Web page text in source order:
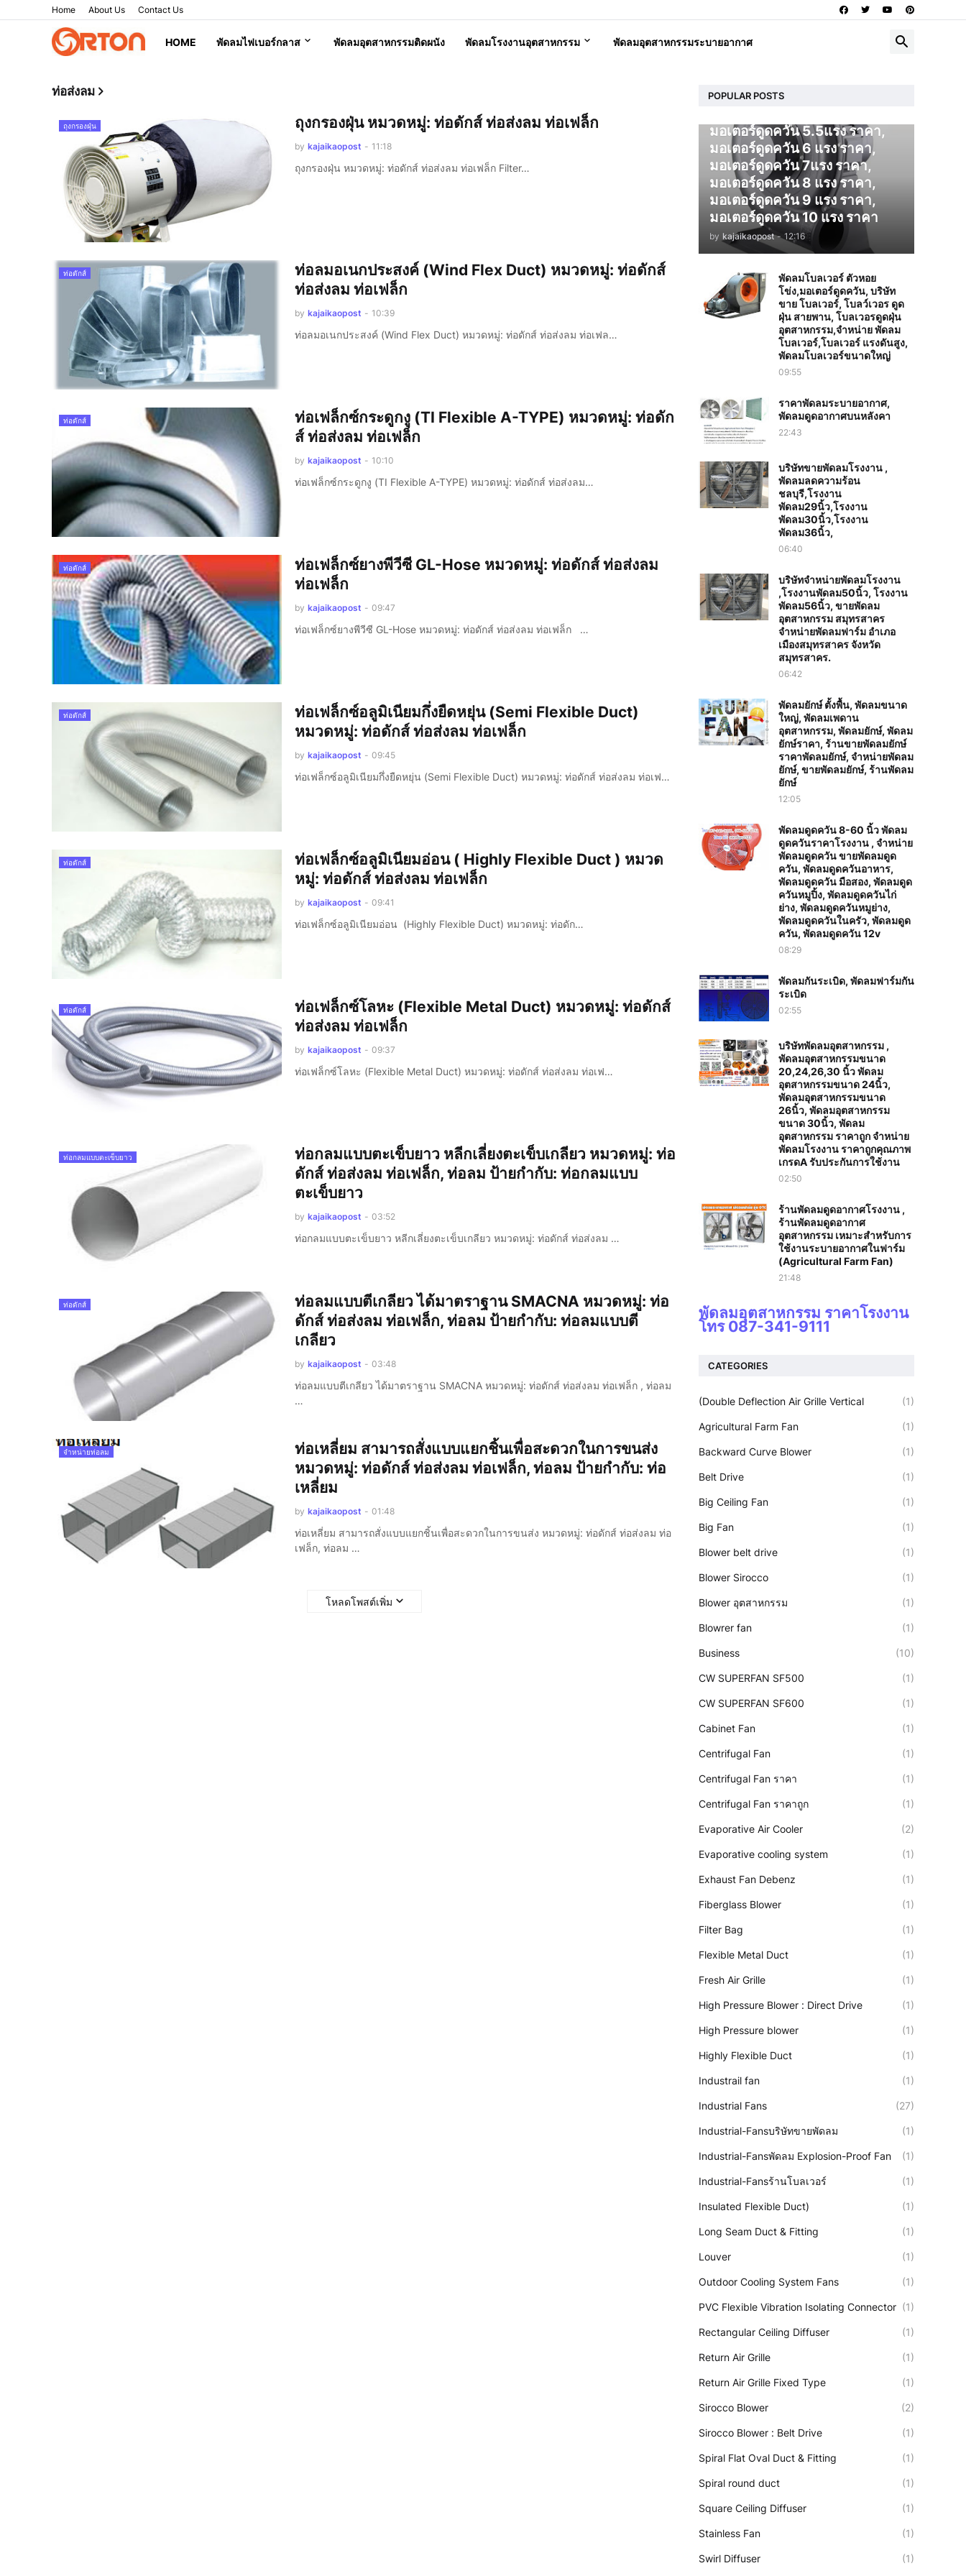
Home About Us Contact Us
HOME พัดลมไฟเบอร์กลาส พัดลมอุตสาหกรรมติดผนัง พัดลมโรงงานอุตสาหกรรม พัดลมอุตสาหกรรมระบายอากาศ
ท่อส่งลม
ถุงกรองฝุ่น ถุงกรองฝุ่น หมวดหมู่: ท่อดักส์ ท่อส่งลม ท่อเฟล็ก
by kajaikaopost - 11:18
ถุงกรองฝุ่น หมวดหมู่: ท่อดักส์ ท่อส่งลม ท่อเฟล็ก Filter…
ท่อดักส์
ท่อลมอเนกประสงค์ (Wind Flex Duct) หมวดหมู่: ท่อดักส์
ท่อส่งลม ท่อเฟล็ก
by kajaikaopost - 10:39
ท่อลมอเนกประสงค์ (Wind Flex Duct) หมวดหมู่: ท่อดักส์ ท่อส่งลม ท่อเฟล…
ท่อดักส์
ท่อเฟล็กซ์กระดูกงู (TI Flexible A-TYPE) หมวดหมู่: ท่อดัก
ส์ ท่อส่งลม ท่อเฟล็ก
by kajaikaopost - 10:10
ท่อเฟล็กซ์กระดูกงู (TI Flexible A-TYPE) หมวดหมู่: ท่อดักส์ ท่อส่งลม…
ท่อดักส์
ท่อเฟล็กซ์ยางพีวีซี GL-Hose หมวดหมู่: ท่อดักส์ ท่อส่งลม
ท่อเฟล็ก
by kajaikaopost - 09:47
ท่อเฟล็กซ์ยางพีวีซี GL-Hose หมวดหมู่: ท่อดักส์ ท่อส่งลม ท่อเฟล็ก …
ท่อดักส์
ท่อเฟล็กซ์อลูมิเนียมกึ่งยืดหยุ่น (Semi Flexible Duct)
หมวดหมู่: ท่อดักส์ ท่อส่งลม ท่อเฟล็ก
by kajaikaopost - 09:45
ท่อเฟล็กซ์อลูมิเนียมกึ่งยืดหยุ่น (Semi Flexible Duct) หมวดหมู่: ท่อดักส์ ท่อส่งลม ท่อเฟ…
ท่อดักส์
ท่อเฟล็กซ์อลูมิเนียมอ่อน ( Highly Flexible Duct ) หมวด
หมู่: ท่อดักส์ ท่อส่งลม ท่อเฟล็ก
by kajaikaopost - 09:41
ท่อเฟล็กซ์อลูมิเนียมอ่อน (Highly Flexible Duct) หมวดหมู่: ท่อดัก…
ท่อดักส์
ท่อเฟล็กซ์โลหะ (Flexible Metal Duct) หมวดหมู่: ท่อดักส์
ท่อส่งลม ท่อเฟล็ก
by kajaikaopost - 09:37
ท่อเฟล็กซ์โลหะ (Flexible Metal Duct) หมวดหมู่: ท่อดักส์ ท่อส่งลม ท่อเฟ…
ท่อกลมแบบตะเข็บยาว
ท่อกลมแบบตะเข็บยาว หลีกเลี่ยงตะเข็บเกลียว หมวดหมู่: ท่อ
ดักส์ ท่อส่งลม ท่อเฟล็ก, ท่อลม ป้ายกำกับ: ท่อกลมแบบ
ตะเข็บยาว
by kajaikaopost - 03:52
ท่อกลมแบบตะเข็บยาว หลีกเลี่ยงตะเข็บเกลียว หมวดหมู่: ท่อดักส์ ท่อส่งลม …
ท่อดักส์
ท่อลมแบบตีเกลียว ได้มาตราฐาน SMACNA หมวดหมู่: ท่อ
ดักส์ ท่อส่งลม ท่อเฟล็ก, ท่อลม ป้ายกำกับ: ท่อลมแบบตี
เกลียว
by kajaikaopost - 03:48
ท่อลมแบบตีเกลียว ได้มาตราฐาน SMACNA หมวดหมู่: ท่อดักส์ ท่อส่งลม ท่อเฟล็ก , ท่อลม
…
จำหน่ายท่อลม
ท่อเหลี่ยม สามารถสั่งแบบแยกชิ้นเพื่อสะดวกในการขนส่ง
หมวดหมู่: ท่อดักส์ ท่อส่งลม ท่อเฟล็ก, ท่อลม ป้ายกำกับ: ท่อ
เหลี่ยม
by kajaikaopost - 01:48
ท่อเหลี่ยม สามารถสั่งแบบแยกชิ้นเพื่อสะดวกในการขนส่ง หมวดหมู่: ท่อดักส์ ท่อส่งลม ท่อ
เฟล็ก, ท่อลม …
โหลดโพสต์เพิ่ม
POPULAR POSTS
มอเตอร์ดูดควัน 1 แรง ราคา,
มอเตอร์ดูดควัน 4 แรง ราคา,
มอเตอร์ดูดควัน 5.5แรง ราคา,
มอเตอร์ดูดควัน 6 แรง ราคา,
มอเตอร์ดูดควัน 7แรง ราคา,
มอเตอร์ดูดควัน 8 แรง ราคา,
มอเตอร์ดูดควัน 9 แรง ราคา,
มอเตอร์ดูดควัน 10 แรง ราคา
by kajaikaopost - 12:16
พัดลมโบลเวอร์ ตัวหอย
โข่ง,มอเตอร์ดูดควัน, บริษัท
ขาย โบลเวอร์, โบลว์เวอร ดูด
ฝุ่น สายพาน, โบลเวอรดูดฝุ่น
อุตสาหกรรม,จำหน่าย พัดลม
โบลเวอร์,โบลเวอร์ แรงดันสูง,
พัดลมโบลเวอร์ขนาดใหญ่
09:55
ราคาพัดลมระบายอากาศ,
พัดลมดูดอากาศบนหลังคา
22:43
บริษัทขายพัดลมโรงงาน ,
พัดลมลดความร้อน
ชลบุรี,โรงงาน
พัดลม29นิ้ว,โรงงาน
พัดลม30นิ้ว,โรงงาน
พัดลม36นิ้ว,
06:40
บริษัทจำหน่ายพัดลมโรงงาน
,โรงงานพัดลม50นิ้ว, โรงงาน
พัดลม56นิ้ว, ขายพัดลม
อุตสาหกรรม สมุทรสาคร
จำหน่ายพัดลมฟาร์ม อำเภอ
เมืองสมุทรสาคร จังหวัด
สมุทรสาคร.
06:42
พัดลมยักษ์ ตั้งพื้น, พัดลมขนาด
ใหญ่, พัดลมเพดาน
อุตสาหกรรม, พัดลมยักษ์, พัดลม
ยักษ์ราคา, ร้านขายพัดลมยักษ์
ราคาพัดลมยักษ์, จำหน่ายพัดลม
ยักษ์, ขายพัดลมยักษ์, ร้านพัดลม
ยักษ์
12:05
พัดลมดูดควัน 8-60 นิ้ว พัดลม
ดูดควันราคาโรงงาน , จำหน่าย
พัดลมดูดควัน ขายพัดลมดูด
ควัน, พัดลมดูดควันอาหาร,
พัดลมดูดควัน มือสอง, พัดลมดูด
ควันหมูปิ้ง, พัดลมดูดควันไก่
ย่าง, พัดลมดูดควันหมูย่าง,
พัดลมดูดควันในครัว, พัดลมดูด
ควัน, พัดลมดูดควัน 12v
08:29
พัดลมกันระเบิด, พัดลมฟาร์มกัน
ระเบิด
02:55
บริษัทพัดลมอุตสาหกรรม ,
พัดลมอุตสาหกรรมขนาด
20,24,26,30 นิ้ว พัดลม
อุตสาหกรรมขนาด 24นิ้ว,
พัดลมอุตสาหกรรมขนาด
26นิ้ว, พัดลมอุตสาหกรรม
ขนาด 30นิ้ว, พัดลม
อุตสาหกรรม ราคาถูก จำหน่าย
พัดลมโรงงาน ราคาถูกคุณภาพ
เกรดA รับประกันการใช้งาน‎
02:50
ร้านพัดลมดูดอากาศโรงงาน ,
ร้านพัดลมดูดอากาศ
อุตสาหกรรม เหมาะสำหรับการ
ใช้งานระบายอากาศในฟาร์ม
(Agricultural Farm Fan)
21:48
พัดลมอุตสาหกรรม ราคาโรงงาน
โทร 087-341-9111
CATEGORIES
(Double Deflection Air Grille Vertical (1)
Agricultural Farm Fan (1)
Backward Curve Blower (1)
Belt Drive (1)
Big Ceiling Fan (1)
Big Fan (1)
Blower belt drive (1)
Blower Sirocco (1)
Blower อุตสาหกรรม (1)
Blowrer fan (1)
Business (10)
CW SUPERFAN SF500 (1)
CW SUPERFAN SF600 (1)
Cabinet Fan (1)
Centrifugal Fan (1)
Centrifugal Fan ราคา (1)
Centrifugal Fan ราคาถูก (1)
Evaporative Air Cooler (2)
Evaporative cooling system (1)
Exhaust Fan Debenz (1)
Fiberglass Blower (1)
Filter Bag (1)
Flexible Metal Duct (1)
Fresh Air Grille (1)
High Pressure Blower : Direct Drive (1)
High Pressure blower (1)
Highly Flexible Duct (1)
Industrail fan (1)
Industrial Fans (27)
Industrial-Fansบริษัทขายพัดลม (1)
Industrial-Fansพัดลม Explosion-Proof Fan (1)
Industrial-Fansร้านโบลเวอร์ (1)
Insulated Flexible Duct) (1)
Long Seam Duct & Fitting (1)
Louver (1)
Outdoor Cooling System Fans (1)
PVC Flexible Vibration Isolating Connector (1)
Rectangular Ceiling Diffuser (1)
Return Air Grille (1)
Return Air Grille Fixed Type (1)
Sirocco Blower (2)
Sirocco Blower : Belt Drive (1)
Spiral Flat Oval Duct & Fitting (1)
Spiral round duct (1)
Square Ceiling Diffuser (1)
Stainless Fan (1)
Swirl Diffuser (1)